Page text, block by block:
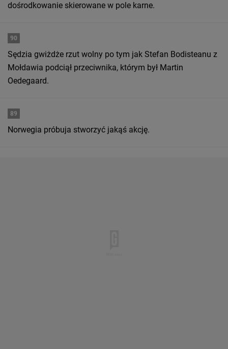
dośrodkowanie skierowane w pole karne.
90
Sędzia gwiżdże rzut wolny po tym jak Stefan Bodisteanu z
Mołdawia podciął przeciwnika, którym był Martin
Oedegaard.
89
Norwegia próbuja stworzyć jakąś akcję.